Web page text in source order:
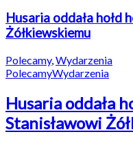
Husaria oddała hołd
Żółkiewskiemu
Polecamy, Wydarzenia
PolecamyWydarzenia
Husaria oddała
Stanisławowi